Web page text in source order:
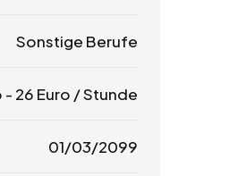
Sonstige Berufe
- 26 Euro / Stunde
01/03/2099